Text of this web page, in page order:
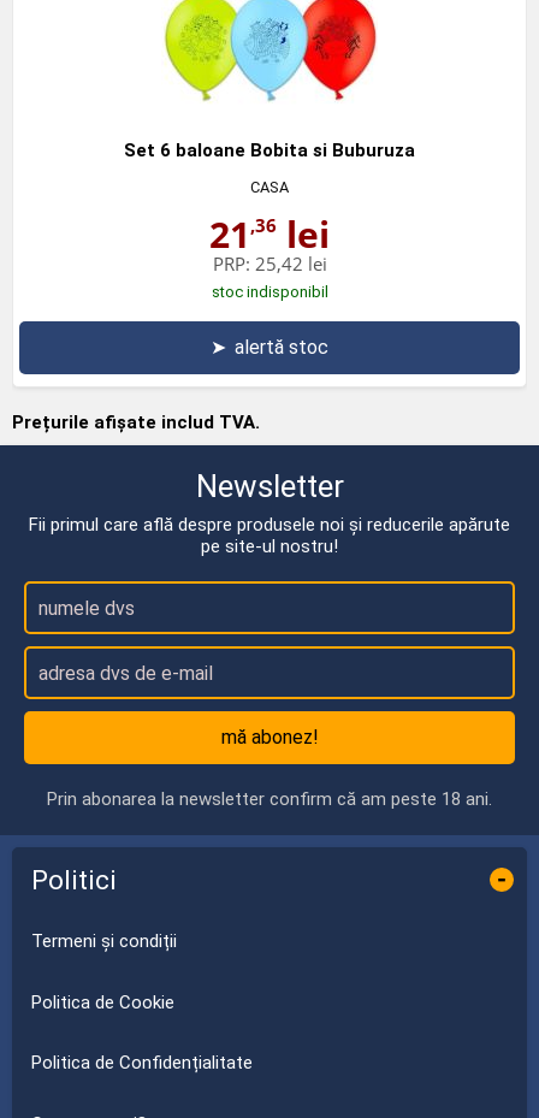
Set 6 baloane Bobita si Buburuza
CASA
21 ,36 lei
PRP: 25,42 lei
stoc indisponibil
➤ alertă stoc
Prețurile afișate includ TVA.
Newsletter
Fii primul care află despre produsele noi și reducerile apărute
pe site-ul nostru!
mă abonez!
Prin abonarea la newsletter confirm că am peste 18 ani.
Politici -
Termeni și condiții
Politica de Cookie
Politica de Confidențialitate